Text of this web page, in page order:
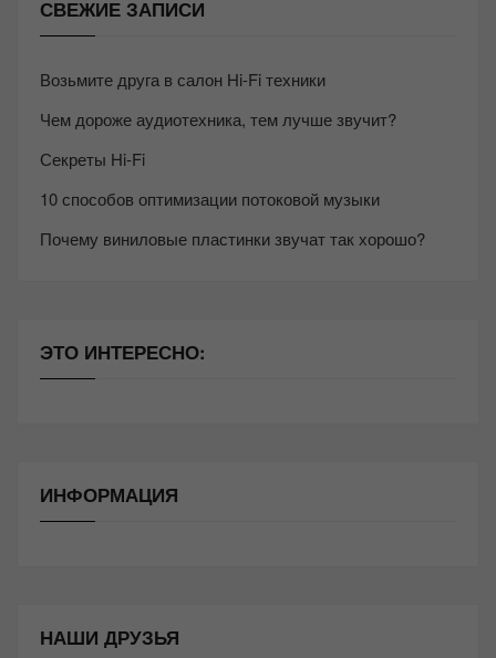
СВЕЖИЕ ЗАПИСИ
Возьмите друга в салон Hi-Fi техники
Чем дороже аудиотехника, тем лучше звучит?
Секреты Hi-Fi
10 способов оптимизации потоковой музыки
Почему виниловые пластинки звучат так хорошо?
ЭТО ИНТЕРЕСНО:
ИНФОРМАЦИЯ
НАШИ ДРУЗЬЯ